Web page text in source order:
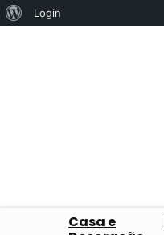
Sobre
Login
Casa e